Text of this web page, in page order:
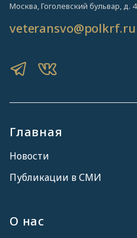
Главная
Новости
Публикации в СМИ
О нас
Москва, Гоголевский бульвар, д. 4
veteransvo@polkrf.ru